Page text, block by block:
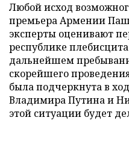
Любой исход
премьера Армении
эксперты оценивают
республике
дальнейшем
скорейшего
была подчеркнута в
Владимира Путина и
этой ситуации будет